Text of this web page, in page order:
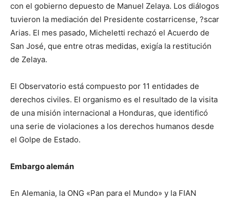
con el gobierno depuesto de Manuel Zelaya. Los diálogos
tuvieron la mediación del Presidente costarricense, ?scar
Arias. El mes pasado, Micheletti rechazó el Acuerdo de
San José, que entre otras medidas, exigía la restitución
de Zelaya.
El Observatorio está compuesto por 11 entidades de
derechos civiles. El organismo es el resultado de la visita
de una misión internacional a Honduras, que identificó
una serie de violaciones a los derechos humanos desde
el Golpe de Estado.
Embargo alemán
En Alemania, la ONG «Pan para el Mundo» y la FIAN